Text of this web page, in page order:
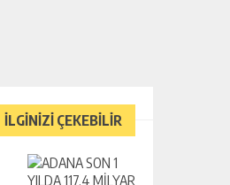
İLGİNİZİ ÇEKEBİLİR